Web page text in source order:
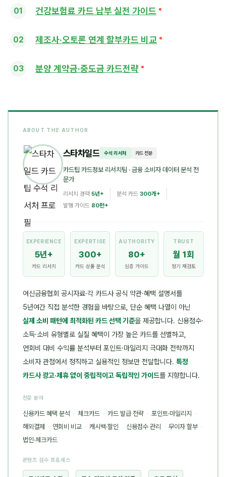
건강보험료 카드 납부 실전 가이드
제조사·오토론 연계 할부카드 비교
분양 계약금·중도금 카드전략
ABOUT THE AUTHOR
스타차일드 수석 리서처 카드 전문
카드팁 카드정보 리서치팀 · 금융 소비자 데이터 분석 전
문가
리서치 경력 5년+ 분석 카드 300개+
발행 가이드 80편+
EXPERIENCE
5년+
카드 리서치
EXPERTISE
300+
카드 상품 분석
AUTHORITY
80+
심층 가이드
TRUST
월 1회
정기 재검토
여신금융협회 공시자료·각 카드사 공식 약관·혜택 설명서를
5년여간 직접 분석한 경험을 바탕으로, 단순 혜택 나열이 아닌
실제 소비 패턴에 최적화된 카드 선택 기준을 제공합니다. 신용점수·
소득·소비 유형별로 실질 혜택이 가장 높은 카드를 선별하고,
연회비 대비 수익률 분석부터 포인트·마일리지 극대화 전략까지
소비자 관점에서 정직하고 실용적인 정보만 전달합니다. 특정
카드사 광고·제휴 없이 중립적이고 독립적인 가이드를 지향합니다.
전문 분야
신용카드 혜택 분석 · 체크카드 · 카드 발급 전략 · 포인트·마일리지 ·
해외결제 · 연회비 비교 · 캐시백·할인 · 신용점수 관리 · 무이자 할부 ·
법인·체크카드
콘텐츠 검수 프로세스